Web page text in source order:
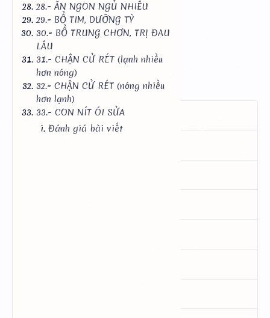
Tải MP3 Tải .PDF
Tải .DOC
01.- CẢM MẠO (thuốc tán)
28.- ĂN NGON NGỦ NHIỀU
29.- BỔ TIM, DƯỠNG TỲ
30.- BỔ TRUNG CHƠN, TRỊ ĐAU
LÂU
31.- CHẬN CỬ RÉT (lạnh nhiều
hơn nóng)
32.- CHẬN CỬ RÉT (nóng nhiều
hơn lạnh)
33.- CON NÍT ÓI SỬA
Đánh giá bài viết